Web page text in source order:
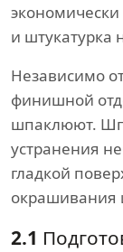
и штукатурка
Независимо
финишной
шпаклюют.
устранения
гладкой
окрашивания
2.1